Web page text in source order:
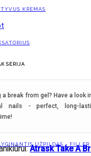
KREMAS
SERIJA
a break from gel? Have a look
nails - perfect, long-
UŽPILDAS - FILLER
Atrask Take A